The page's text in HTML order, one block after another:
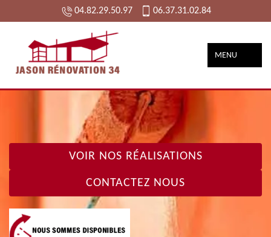
04.82.29.50.97 06.37.31.02.84
MENU
VOIR NOS RÉALISATIONS
CONTACTEZ NOUS